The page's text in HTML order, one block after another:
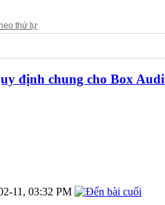
định chung cho Box
11, 03:32 PM